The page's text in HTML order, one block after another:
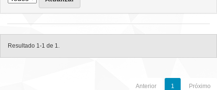
Resultado 1-1 de 1.
Anterior 1 Próximo